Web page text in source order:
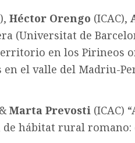
Héctor Orengo (ICAC),
(Universitat de
en los Pirineos
el valle del Madriu-
Marta Prevosti (ICAC)
hábitat rural romano: